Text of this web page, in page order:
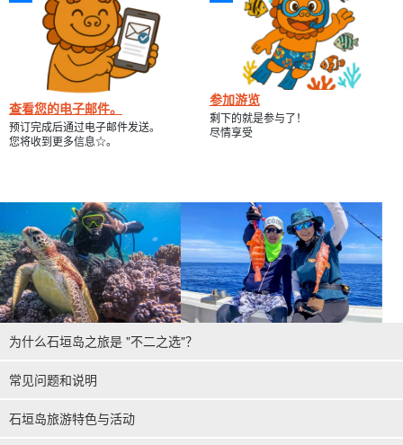
查看您的电子邮件。
预订完成后通过电子邮件发送。
您将收到更多信息☆。
参加游览
剩下的就是参与了！
尽情享受
为什么石垣岛之旅是 "不二之选"？
常见问题和说明
石垣岛旅游特色与活动